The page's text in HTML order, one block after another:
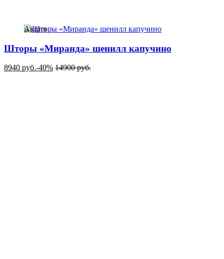
Акция
Шторы «Миранда» шенилл капучино
8940 руб.-40% 14900руб.